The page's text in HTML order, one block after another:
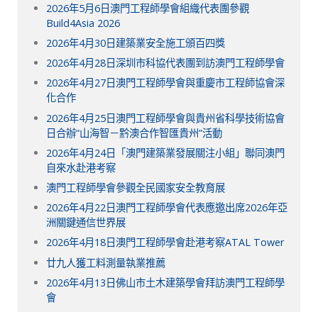
2026年5月6日澳門工程師學會組織代表團參觀
Build4Asia 2026
2026年4月30日建築業安全施工頒百四獎
2026年4月28日深圳市科協代表團到訪澳門工程師學會
2026年4月27日澳門工程師學會與重慶市工程師協會深
化合作
2026年4月25日澳門工程師學會與貴州省科學技術協會
日合辦“山海智－黔澳合作智匯貴州”活動
2026年4月24日「澳門建築業發展關注小組」聯同澳門
自來水赴港考察
澳門工程師學會參觀全民國家安全教育展
2026年4月22日澳門工程師學會代表應邀出席2026年亞
洲關鍵通信世界展
2026年4月18日澳門工程師學會赴港考察ATAL Tower
廿九人獲工料測量執業推薦
2026年4月13日佛山市土木建築學會拜訪澳門工程師學
會